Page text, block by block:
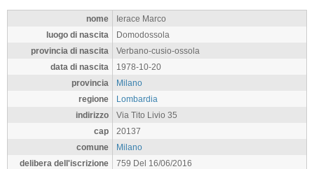
nome
Ierace Marco
luogo di nascita
Domodossola
provincia di nascita
Verbano-cusio-ossola
data di nascita
1978-10-20
provincia
Milano
regione
Lombardia
indirizzo
Via Tito Livio 35
cap
20137
comune
Milano
delibera dell'iscrizione
759 Del 16/06/2016